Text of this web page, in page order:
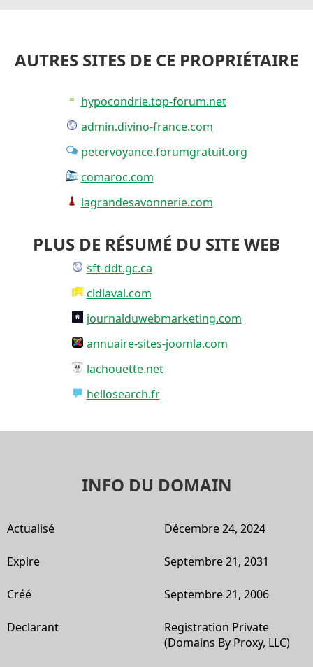
AUTRES SITES DE CE PROPRIÉTAIRE
hypocondrie.top-forum.net
admin.divino-france.com
petervoyance.forumgratuit.org
comaroc.com
lagrandesavonnerie.com
PLUS DE RÉSUMÉ DU SITE WEB
sft-ddt.gc.ca
cldlaval.com
journalduwebmarketing.com
annuaire-sites-joomla.com
lachouette.net
hellosearch.fr
INFO DU DOMAIN
Actualisé Décembre 24, 2024
Expire Septembre 21, 2031
Créé Septembre 21, 2006
Declarant
Registration Private
(Domains By Proxy, LLC)